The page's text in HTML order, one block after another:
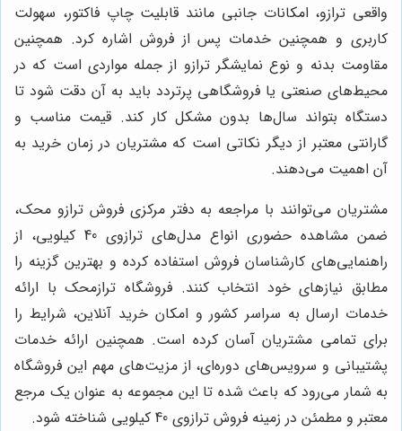
واقعی ترازو، امکانات جانبی مانند قابلیت چاپ فاکتور، سهولت
کاربری و همچنین خدمات پس از فروش اشاره کرد. همچنین
مقاومت بدنه و نوع نمایشگر ترازو از جمله مواردی است که در
محیط‌های صنعتی یا فروشگاهی پرتردد باید به آن دقت شود تا
دستگاه بتواند سال‌ها بدون مشکل کار کند. قیمت مناسب و
گارانتی معتبر از دیگر نکاتی است که مشتریان در زمان خرید به
آن اهمیت می‌دهند.
مشتریان می‌توانند با مراجعه به دفتر مرکزی فروش ترازو محک،
ضمن مشاهده حضوری انواع مدل‌های ترازوی 40 کیلویی، از
راهنمایی‌های کارشناسان فروش استفاده کرده و بهترین گزینه را
مطابق نیازهای خود انتخاب کنند. فروشگاه ترازمحک با ارائه
خدمات ارسال به سراسر کشور و امکان خرید آنلاین، شرایط را
برای تمامی مشتریان آسان کرده است. همچنین ارائه خدمات
پشتیبانی و سرویس‌های دوره‌ای، از مزیت‌های مهم این فروشگاه
به شمار می‌رود که باعث شده تا این مجموعه به عنوان یک مرجع
معتبر و مطمئن در زمینه فروش ترازوی 40 کیلویی شناخته شود.